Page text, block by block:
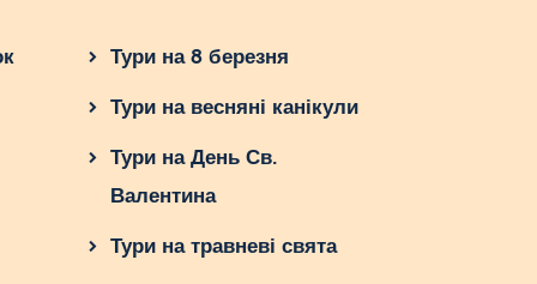
Тури на 8 березня
Тури на весняні канікули
Тури на День Св.
Валентина
Тури на травневі свята